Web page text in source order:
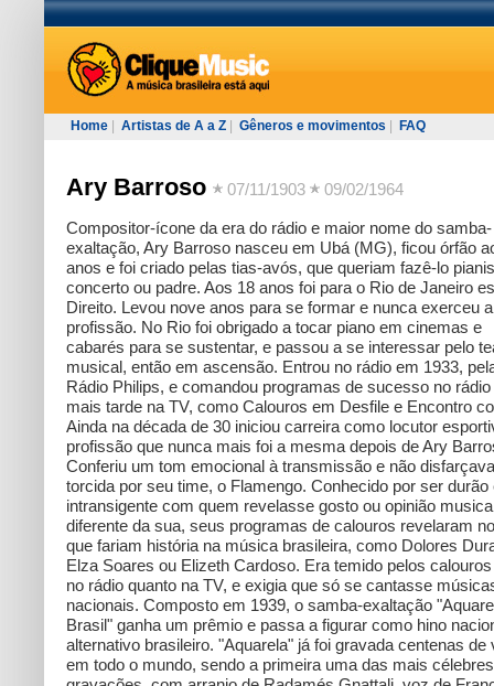
Home Artistas de A a Z Gêneros e movimentos FAQ
Ary Barroso 07/11/1903 09/02/1964
Compositor-ícone da era do rádio e maior nome do samba-
exaltação, Ary Barroso nasceu em Ubá (MG), ficou órfão
anos e foi criado pelas tias-avós, que queriam fazê-lo
concerto ou padre. Aos 18 anos foi para o Rio de Janeiro
Direito. Levou nove anos para se formar e nunca exerceu a
profissão. No Rio foi obrigado a tocar piano em cinemas e
cabarés para se sustentar, e passou a se interessar pelo
musical, então em ascensão. Entrou no rádio em 1933,
Rádio Philips, e comandou programas de sucesso no rádio
mais tarde na TV, como Calouros em Desfile e Encontro
Ainda na década de 30 iniciou carreira como locutor
profissão que nunca mais foi a mesma depois de Ary
Conferiu um tom emocional à transmissão e não
torcida por seu time, o Flamengo. Conhecido por ser durão
intransigente com quem revelasse gosto ou opinião
diferente da sua, seus programas de calouros revelaram
que fariam história na música brasileira, como Dolores
Elza Soares ou Elizeth Cardoso. Era temido pelos
no rádio quanto na TV, e exigia que só se cantasse
nacionais. Composto em 1939, o samba-exaltação
Brasil" ganha um prêmio e passa a figurar como hino
alternativo brasileiro. "Aquarela" já foi gravada centenas de
em todo o mundo, sendo a primeira uma das mais célebres